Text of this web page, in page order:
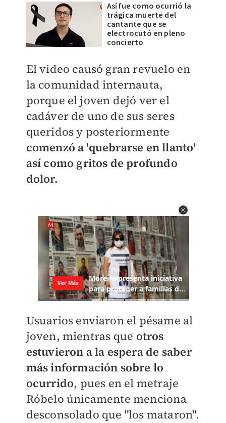
Así fue como ocurrió la
trágica muerte del
cantante que se
electrocutó en pleno
concierto
El video causó gran revuelo en
la comunidad internauta,
porque el joven dejó ver el
cadáver de uno de sus seres
queridos y posteriormente
comenzó a 'quebrarse en llanto'
así como gritos de profundo
dolor.
Usuarios enviaron el pésame al
joven, mientras que otros
estuvieron a la espera de saber
más información sobre lo
ocurrido, pues en el metraje
Róbelo únicamente menciona
desconsolado que "los mataron".